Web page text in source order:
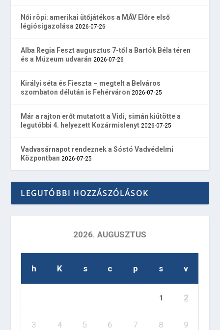
Női röpi: amerikai ütőjátékos a MÁV Előre első
légiósigazolása 2026-07-26
Alba Regia Feszt augusztus 7-től a Bartók Béla téren
és a Múzeum udvarán 2026-07-26
Királyi séta és Fieszta – megtelt a Belváros
szombaton délután is Fehérváron 2026-07-25
Már a rajton erőt mutatott a Vidi, simán kiütötte a
legutóbbi 4. helyezett Kozármislenyt 2026-07-25
Vadvasárnapot rendeznek a Sóstó Vadvédelmi
Központban 2026-07-25
LEGUTÓBBI HOZZÁSZÓLÁSOK
2026. AUGUSZTUS
h K s c p s v
1 2
3 4 5 6 7 8 9